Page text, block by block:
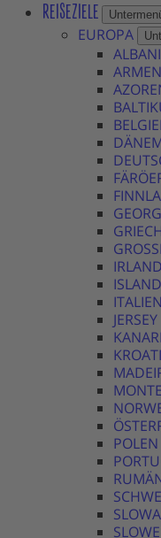
REISEZIELE
EUROPA
IRLAND
ISLAND
ITALIEN
JERSEY
POLEN